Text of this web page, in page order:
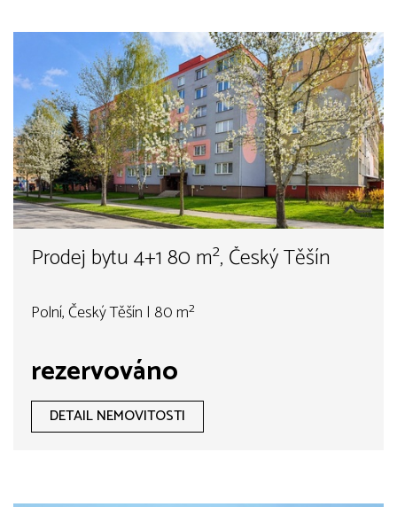
Prodej bytu 4+1 80 m², Český Těšín
Polní, Český Těšín | 80 m²
rezervováno
DETAIL NEMOVITOSTI